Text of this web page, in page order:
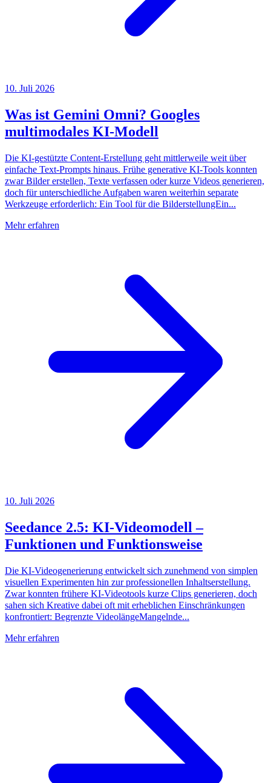
10. Juli 2026
Was ist Gemini Omni? Googles
multimodales KI-Modell
Die KI-gestützte Content-Erstellung geht mittlerweile weit über
einfache Text-Prompts hinaus. Frühe generative KI-Tools konnten
zwar Bilder erstellen, Texte verfassen oder kurze Videos generieren,
doch für unterschiedliche Aufgaben waren weiterhin separate
Werkzeuge erforderlich: Ein Tool für die BilderstellungEin...
Mehr erfahren
10. Juli 2026
Seedance 2.5: KI-Videomodell –
Funktionen und Funktionsweise
Die KI-Videogenerierung entwickelt sich zunehmend von simplen
visuellen Experimenten hin zur professionellen Inhaltserstellung.
Zwar konnten frühere KI-Videotools kurze Clips generieren, doch
sahen sich Kreative dabei oft mit erheblichen Einschränkungen
konfrontiert: Begrenzte VideolängeMangelnde...
Mehr erfahren